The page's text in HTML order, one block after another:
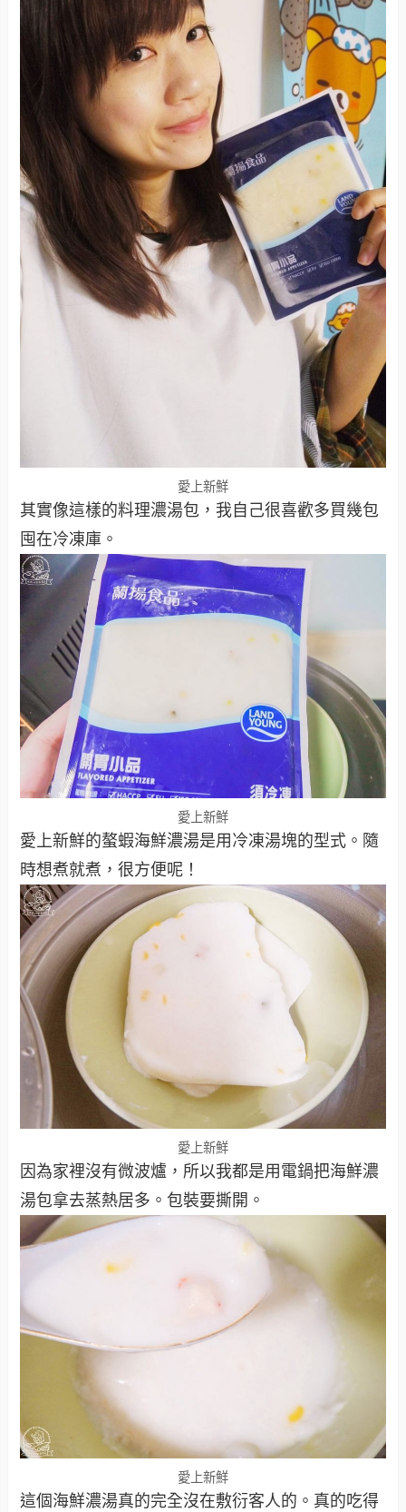
愛上新鮮
其實像這樣的料理濃湯包，我自己很喜歡多買幾包
囤在冷凍庫。
愛上新鮮
愛上新鮮的螯蝦海鮮濃湯是用冷凍湯塊的型式。隨
時想煮就煮，很方便呢！
愛上新鮮
因為家裡沒有微波爐，所以我都是用電鍋把海鮮濃
湯包拿去蒸熱居多。包裝要撕開。
愛上新鮮
這個海鮮濃湯真的完全沒在敷衍客人的。真的吃得